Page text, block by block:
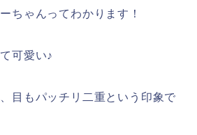
ちゃんってわかります！
可愛い♪
目もパッチリ二重という印象で